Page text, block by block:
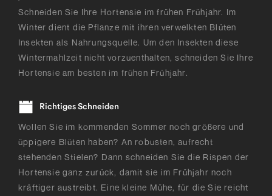
Schneiden Sie Ihre Hortensie im frühen Frühjahr. Im
Winter dient die Pflanze mit ihren verwelkten Blüten
Insekten als Nahrungsquelle. Um den Insekten diese
Wintermahlzeit nicht vorzuenthalten, schneiden Sie Ihre
Hortensie am besten im frühen Frühjahr.
Richtiges Schneiden
Wollen Sie im kommenden Sommer noch größere und
üppigere Blüten haben? An robusten, aufrecht
stehenden Stielen? Dann schneiden Sie die Rispen der
Hortensie ganz zurück, damit sie im Frühjahr noch
kräftiger austreibt. Eine kleine Mühe, für die Sie reicht